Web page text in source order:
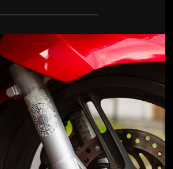
Jön még kép!